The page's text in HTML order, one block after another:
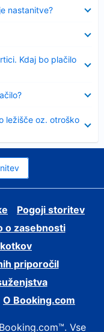
nastanitve?
Kdaj bo plačilo
ležišče oz. otroško
Pogoji storitev
o zasebnosti
priporočil
O Booking.com
Vse